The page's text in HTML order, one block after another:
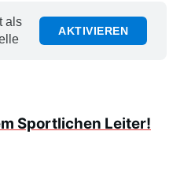
als
AKTIVIEREN
Sportlichen Leiter!